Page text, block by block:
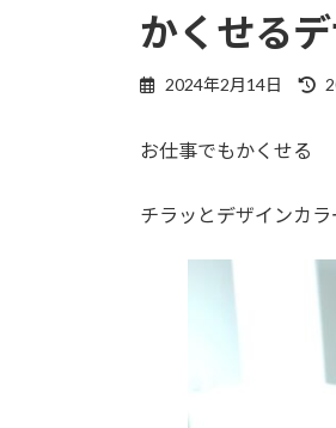
かくせる
2024年2月14日
:
お仕事でもかくせる
チラッとデザインカラ